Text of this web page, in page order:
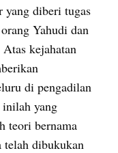
diberi tugas
Yahudi dan
kejahatan
di pengadilan
inilah yang
telah dibukukan